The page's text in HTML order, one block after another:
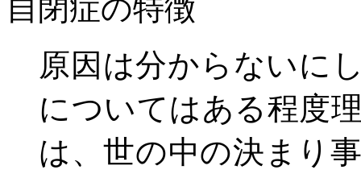
自閉症の特徴
原因は分からないに
についてはある程度
は、世の中の決まり